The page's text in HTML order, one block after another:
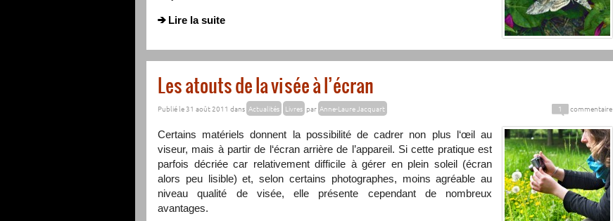
Lire la suite
Les atouts de la visée à l’écran
Publié le 31 août 2011 dans Actualités Livres par Anne-Laure Jacquart 1 commentaire
Certains matériels donnent la possibilité de cadrer non plus l‘œil au
viseur, mais à partir de l‘écran arrière de l’appareil. Si cette pratique est
parfois décriée car relativement difficile à gérer en plein soleil (écran
alors peu lisible) et, selon certains photographes, moins agréable au
niveau qualité de visée, elle présente cependant de nombreux
avantages.